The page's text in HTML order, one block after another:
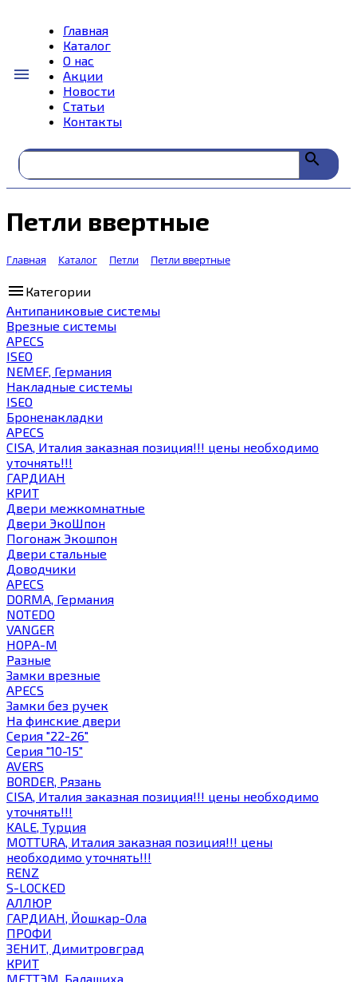
menu
Главная
Каталог
О нас
Акции
Новости
Статьи
Контакты
search
Петли ввертные
Главная Каталог Петли Петли ввертные
menu Категории
Антипаниковые системы
Врезные системы
APECS
ISEO
NEMEF, Германия
Накладные системы
ISEO
Броненакладки
APECS
CISA, Италия заказная позиция!!! цены необходимо
уточнять!!!
ГАРДИАН
КРИТ
Двери межкомнатные
Двери ЭкоШпон
Погонаж Экошпон
Двери стальные
Доводчики
APECS
DORMA, Германия
NOTEDO
VANGER
НОРА-М
Разные
Замки врезные
APECS
Замки без ручек
На финские двери
Серия "22-26"
Серия "10-15"
AVERS
BORDER, Рязань
CISA, Италия заказная позиция!!! цены необходимо
уточнять!!!
KALE, Турция
MOTTURA, Италия заказная позиция!!! цены
необходимо уточнять!!!
RENZ
S-LOCKED
АЛЛЮР
ГАРДИАН, Йошкар-Ола
ПРОФИ
ЗЕНИТ, Димитровград
КРИТ
МЕТТЭМ, Балашиха